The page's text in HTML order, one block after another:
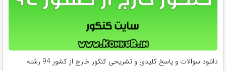
دانلود سوالات و پاسخ کلیدی و تشریحی کنکور خارج از کشور 94 رشته